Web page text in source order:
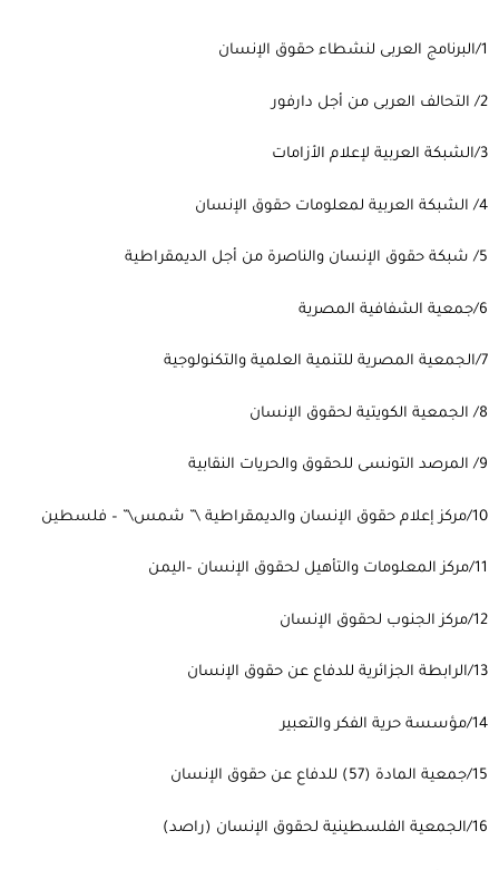
2/ التحالف العربى من أجل دارفور
3/الشبكة العربية لإعلام الأزامات
4/ الشبكة العربية لمعلومات حقوق الإنسان
5/ شبكة حقوق الإنسان والناصرة من أجل الديمقراطية
6/جمعية الشفافية المصرية
7/الجمعية المصرية للتنمية العلمية والتكنولوجية
8/ الجمعية الكويتية لحقوق الإنسان
9/ المرصد التونسى للحقوق والحريات النقابية
10/مركز إعلام حقوق الإنسان والديمقراطية \” شمس\” – فلسطين
11/مركز المعلومات والتأهيل لحقوق الإنسان –اليمن
12/مركز الجنوب لحقوق الإنسان
13/الرابطة الجزائرية للدفاع عن حقوق الإنسان
14/مؤسسة حرية الفكر والتعبير
15/جمعية المادة (57) للدفاع عن حقوق الإنسان
16/الجمعية الفلسطينية لحقوق الإنسان (راصد)